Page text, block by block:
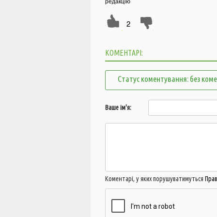
2
КОМЕНТАРІ:
Статус коментування: без
Ваше ім'я:
Коментарі, у яких порушуватимуться